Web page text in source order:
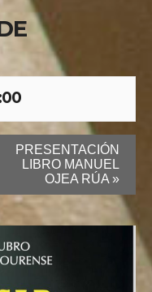
PRESENTACIÓN
LIBRO MANUEL
OJEA RÚA »